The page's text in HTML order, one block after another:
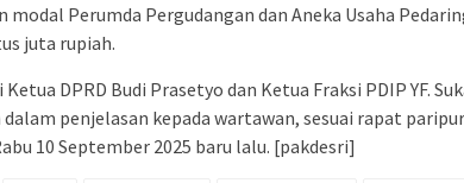
modal Perumda Pergudangan dan Aneka Usaha
juta rupiah.
DPRD Budi Prasetyo dan Ketua Fraksi PDIP YF.
penjelasan kepada wartawan, sesuai rapat
10 September 2025 baru lalu. [pakdesri]